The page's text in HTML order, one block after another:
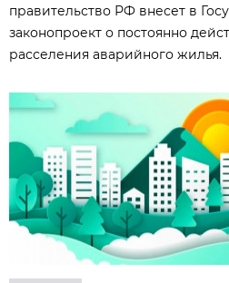
правительство РФ внесет в
законопроект о постоянно
расселения аварийного жилья.